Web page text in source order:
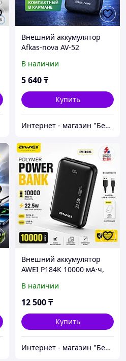
Внешний аккумулятор
Afkas-nova AV-52
В наличии
5 640₸
Купить
Интернет - магазин "Безопасный Дом"
Внешний аккумулятор
AWEI P184K 10000 мА·ч,
В наличии
12 500₸
Купить
Интернет - магазин "Безопасный Дом"